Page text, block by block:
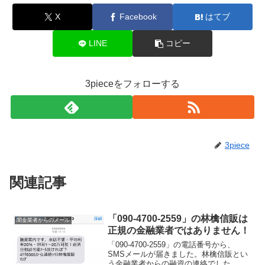
X Facebook はてブ
LINE コピー
3pieceをフォローする
3piece
関連記事
闇金業者からのメール
「090-4700-2559」の林檎信販は
正規の金融業者ではありません！
「090-4700-2559」の電話番号から、
SMSメールが届きました。林檎信販とい